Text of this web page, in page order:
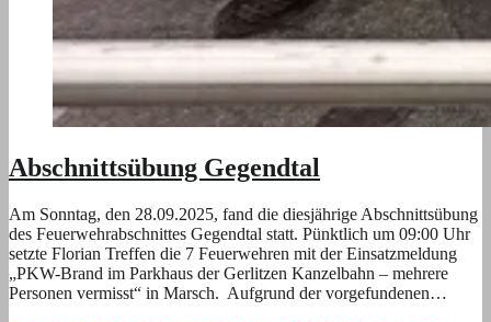
Abschnittsübung Gegendtal
Am Sonntag, den 28.09.2025, fand die diesjährige Abschnittsübung
des Feuerwehrabschnittes Gegendtal statt. Pünktlich um 09:00 Uhr
setzte Florian Treffen die 7 Feuerwehren mit der Einsatzmeldung
„PKW-Brand im Parkhaus der Gerlitzen Kanzelbahn – mehrere
Personen vermisst“ in Marsch. Aufgrund der vorgefundenen…